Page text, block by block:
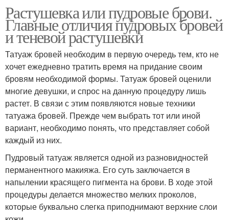
Растушевка или пудровые брови.
Главные отличия пудровых бровей
и теневой растушевки
Татуаж бровей необходим в первую очередь тем, кто не
хочет ежедневно тратить время на придание своим
бровям необходимой формы. Татуаж бровей оценили
многие девушки, и спрос на данную процедуру лишь
растет. В связи с этим появляются новые техники
татуажа бровей. Прежде чем выбрать тот или иной
вариант, необходимо понять, что представляет собой
каждый из них.
Пудровый татуаж является одной из разновидностей
перманентного макияжа. Его суть заключается в
напылении красящего пигмента на брови. В ходе этой
процедуры делается множество мелких проколов,
которые буквально слегка приподнимают верхние слои